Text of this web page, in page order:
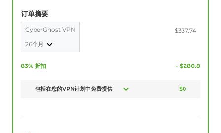
订单摘要
CyberGhost VPN
26个月
$337.74
83% 折扣 - $280.8
包括在您的VPN计划中免费提供 $0